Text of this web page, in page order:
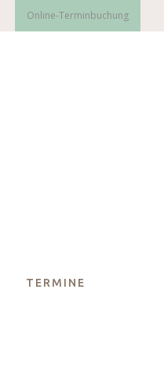
Online-Terminbuchung
TERMINE